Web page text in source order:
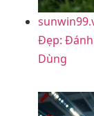
Đẹp: Đánh
Dùng